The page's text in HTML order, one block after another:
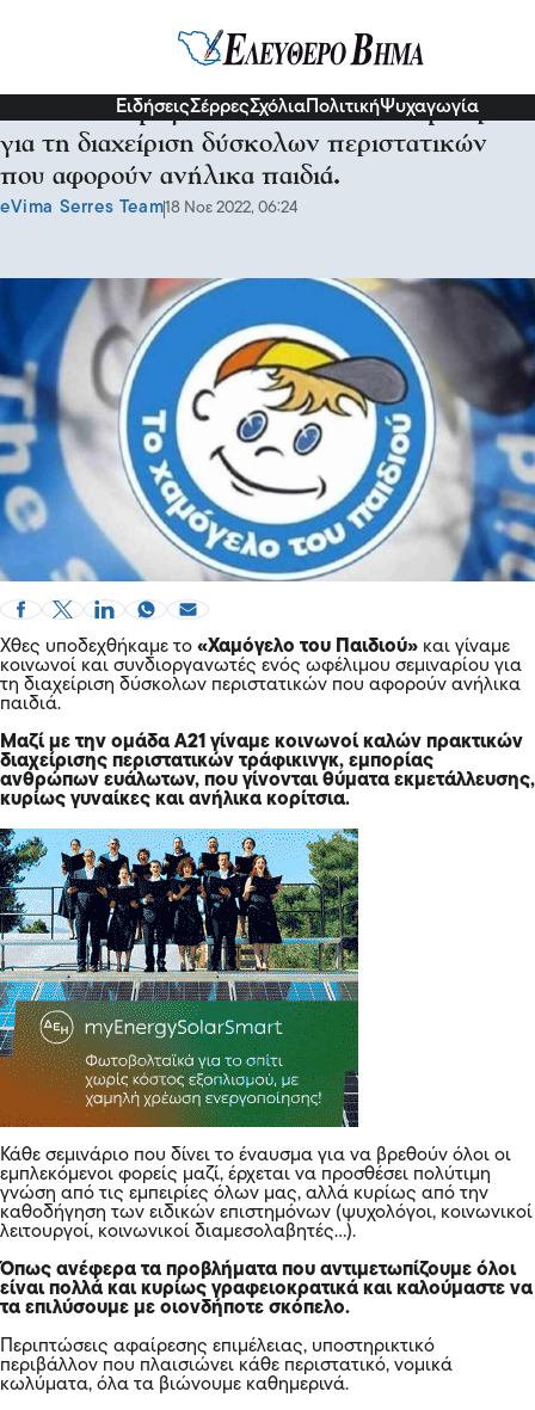
ΕιδήσειςΣέρρεςΣχόλια ΠολιτικήΨυχαγωγία
Από το «Χαμόγελο του Παιδιού»: Σεμινάριο
για τη διαχείριση δύσκολων περιστατικών
που αφορούν ανήλικα παιδιά.
eVima Serres Team18 Νοε 2022, 06:24
Χθες υποδεχθήκαμε το «Χαμόγελο του Παιδιού» και γίναμε
κοινωνοί και συνδιοργανωτές ενός ωφέλιμου σεμιναρίου για
τη διαχείριση δύσκολων περιστατικών που αφορούν ανήλικα
παιδιά.
Μαζί με την ομάδα Α21 γίναμε κοινωνοί καλών πρακτικών
διαχείρισης περιστατικών τράφικινγκ, εμπορίας
ανθρώπων ευάλωτων, που γίνονται θύματα εκμετάλλευσης,
κυρίως γυναίκες και ανήλικα κορίτσια.
Κάθε σεμινάριο που δίνει το έναυσμα για να βρεθούν όλοι οι
εμπλεκόμενοι φορείς μαζί, έρχεται να προσθέσει πολύτιμη
γνώση από τις εμπειρίες όλων μας, αλλά κυρίως από την
καθοδήγηση των ειδικών επιστημόνων (ψυχολόγοι, κοινωνικοί
λειτουργοί, κοινωνικοί διαμεσολαβητές…).
Όπως ανέφερα τα προβλήματα που αντιμετωπίζουμε όλοι
είναι πολλά και κυρίως γραφειοκρατικά και καλούμαστε να
τα επιλύσουμε με οιονδήποτε σκόπελο.
Περιπτώσεις αφαίρεσης επιμέλειας, υποστηρικτικό
περιβάλλον που πλαισιώνει κάθε περιστατικό, νομικά
κωλύματα, όλα τα βιώνουμε καθημερινά.